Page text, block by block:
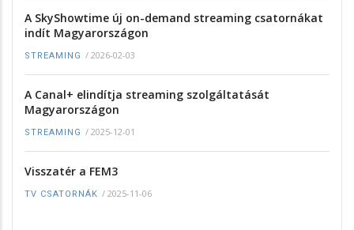
A SkyShowtime új on-demand streaming csatornákat
indít Magyarországon
STREAMING / 2026-02-03
A Canal+ elindítja streaming szolgáltatását
Magyarországon
STREAMING / 2025-12-01
Visszatér a FEM3
TV CSATORNÁK / 2025-11-06